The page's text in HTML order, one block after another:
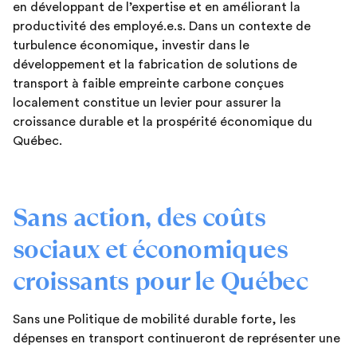
en développant de l’expertise et en améliorant la
productivité des employé.e.s. Dans un contexte de
turbulence économique, investir dans le
développement et la fabrication de solutions de
transport à faible empreinte carbone conçues
localement constitue un levier pour assurer la
croissance durable et la prospérité économique du
Québec.
Sans action, des coûts
sociaux et économiques
croissants pour le Québec
Sans une Politique de mobilité durable forte, les
dépenses en transport continueront de représenter une